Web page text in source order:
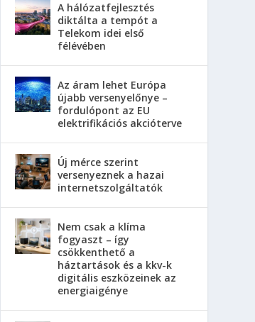
A hálózatfejlesztés
diktálta a tempót a
Telekom idei első
félévében
Az áram lehet Európa
újabb versenyelőnye –
fordulópont az EU
elektrifikációs akcióterve
Új mérce szerint
versenyeznek a hazai
internetszolgáltatók
Nem csak a klíma
fogyaszt – így
csökkenthető a
háztartások és a kkv-k
digitális eszközeinek az
energiaigénye